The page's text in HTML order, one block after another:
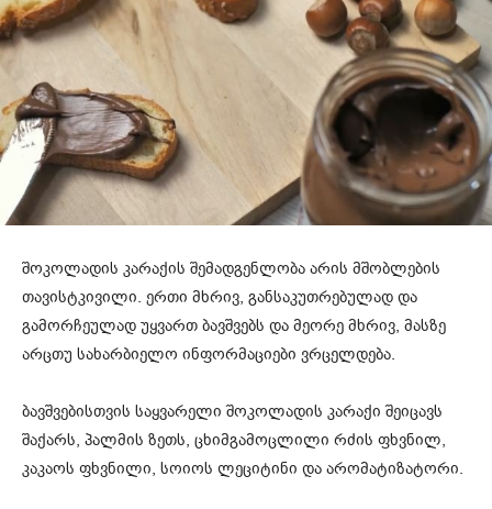
შოკოლადის კარაქის შემადგენლობა არის მშობლების
თავისტკივილი. ერთი მხრივ, განსაკუთრებულად და
გამორჩეულად უყვართ ბავშვებს და მეორე მხრივ, მასზე
არცთუ სახარბიელო ინფორმაციები ვრცელდება.
ბავშვებისთვის საყვარელი შოკოლადის კარაქი შეიცავს
შაქარს, პალმის ზეთს, ცხიმგამოცლილი რძის ფხვნილ,
კაკაოს ფხვნილი, სოიოს ლეციტინი და არომატიზატორი.